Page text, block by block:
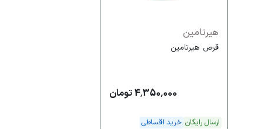
هیرتامین
قرص هیرتامین
4,350,000 تومان
ارسال رایگان خرید اقساطی